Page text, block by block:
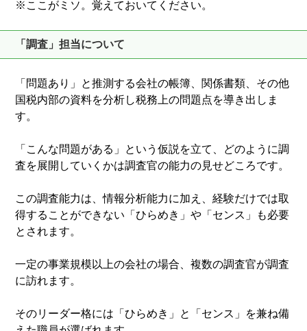
※ここがミソ。覚えておいてください。
「調査」担当について
「問題あり」と推測する会社の帳簿、関係書類、その他
国税内部の資料を分析し税務上の問題点を導き出しま
す。
「こんな問題がある」という仮説を立て、どのように調
査を展開していくかは調査官の能力の見せどころです。
この調査能力は、情報分析能力に加え、経験だけでは取
得することができない「ひらめき」や「センス」も必要
とされます。
一定の事業規模以上の会社の場合、複数の調査官が調査
に訪れます。
そのリーダー格には「ひらめき」と「センス」を兼ね備